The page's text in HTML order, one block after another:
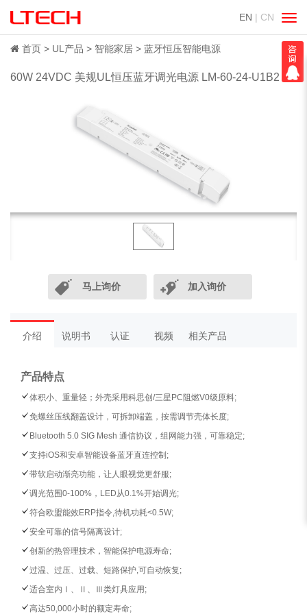
EN | CN
切
换
导
航
首页 UL产品 智能家居 蓝牙恒压智能电源
60W 24VDC 美规UL恒压蓝牙调光电源 LM-60-24-U1B2
马上询价 加入询价
介绍 说明书 认证 视频 相关产品
产品特点
体积小、重量轻；外壳采用科思创/三星PC阻燃V0级原料;
免螺丝压线翻盖设计，可拆卸端盖，按需调节壳体长度;
Bluetooth 5.0 SIG Mesh 通信协议，组网能力强，可靠稳定;
支持iOS和安卓智能设备蓝牙直连控制;
带软启动渐亮功能，让人眼视觉更舒服;
调光范围0-100%，LED从0.1%开始调光;
符合欧盟能效ERP指令,待机功耗<0.5W;
安全可靠的信号隔离设计;
创新的热管理技术，智能保护电源寿命;
过温、过压、过载、短路保护,可自动恢复;
适合室内Ⅰ、Ⅱ、Ⅲ类灯具应⽤;
高达50,000小时的额定寿命;